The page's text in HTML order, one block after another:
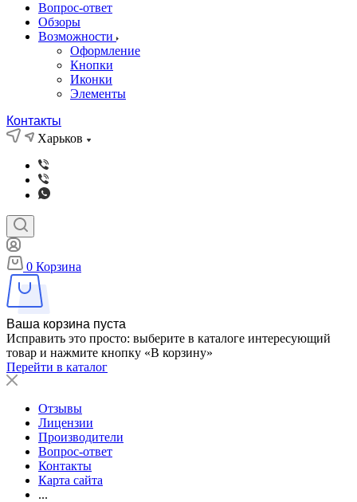
Вопрос-ответ
Обзоры
Возможности
Оформление
Кнопки
Иконки
Элементы
Контакты
Харьков
0 Корзина
Ваша корзина пуста
Исправить это просто: выберите в каталоге интересующий
товар и нажмите кнопку «В корзину»
Перейти в каталог
Отзывы
Лицензии
Производители
Вопрос-ответ
Контакты
Карта сайта
...